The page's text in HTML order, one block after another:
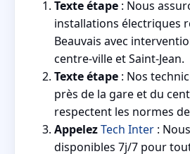
Texte étape : Nous
installations électriques
Beauvais avec
centre-ville et Saint-Jean.
Texte étape : Nos
près de la gare et du
respectent les normes
AppelezTech Inter :
disponibles 7j/7 pour